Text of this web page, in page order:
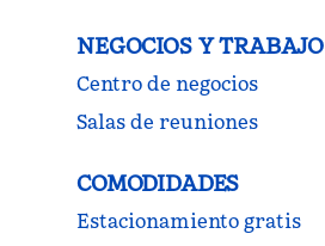
NEGOCIOS Y TRABAJO
Centro de negocios
Salas de reuniones
COMODIDADES
Estacionamiento gratis